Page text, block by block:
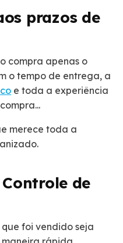
prazos de
compra apenas o
o tempo de entrega, a
e toda a experiência
merece toda a
de
foi vendido seja